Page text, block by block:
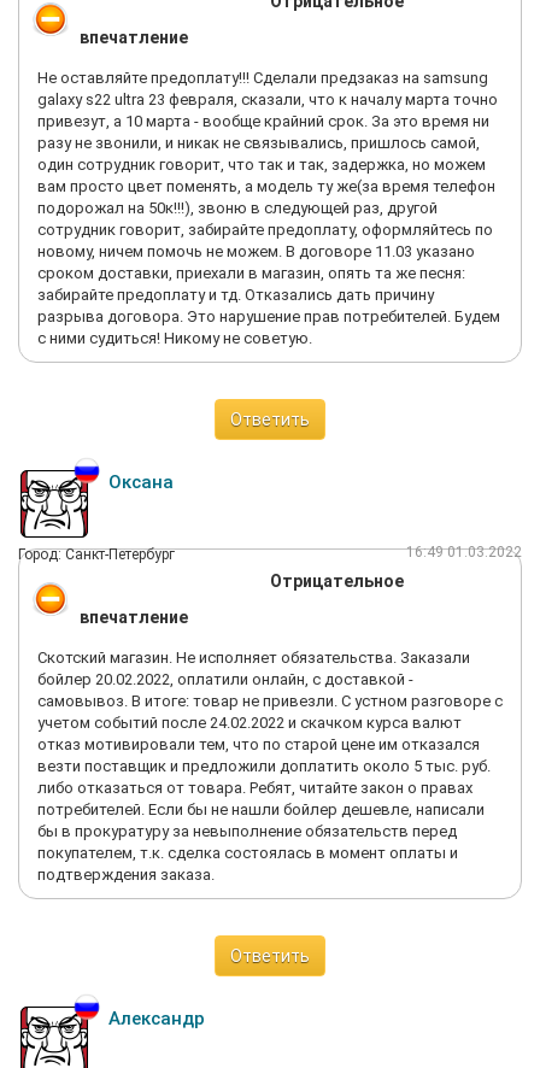
впечатление
Не оставляйте предоплату!!! Сделали предзаказ на samsung
galaxy s22 ultra 23 февраля, сказали, что к началу марта точно
привезут, а 10 марта - вообще крайний срок. За это время ни
разу не звонили, и никак не связывались, пришлось самой,
один сотрудник говорит, что так и так, задержка, но можем
вам просто цвет поменять, а модель ту же(за время телефон
подорожал на 50к!!!), звоню в следующей раз, другой
сотрудник говорит, забирайте предоплату, оформляйтесь по
новому, ничем помочь не можем. В договоре 11.03 указано
сроком доставки, приехали в магазин, опять та же песня:
забирайте предоплату и тд. Отказались дать причину
разрыва договора. Это нарушение прав потребителей. Будем
с ними судиться! Никому не советую.
Ответить
Оксана
Город: Санкт-Петербург 16:49 01.03.2022
Отрицательное
впечатление
Скотский магазин. Не исполняет обязательства. Заказали
бойлер 20.02.2022, оплатили онлайн, с доставкой -
самовывоз. В итоге: товар не привезли. С устном разговоре с
учетом событий после 24.02.2022 и скачком курса валют
отказ мотивировали тем, что по старой цене им отказался
везти поставщик и предложили доплатить около 5 тыс. руб.
либо отказаться от товара. Ребят, читайте закон о правах
потребителей. Если бы не нашли бойлер дешевле, написали
бы в прокуратуру за невыполнение обязательств перед
покупателем, т.к. сделка состоялась в момент оплаты и
подтверждения заказа.
Ответить
Александр